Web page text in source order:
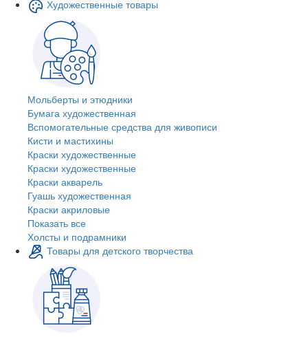
Художественные товары
Мольберты и этюдники
Бумага художественная
Вспомогательные средства для живописи
Кисти и мастихины
Краски художественные
Краски художественные
Краски акварель
Гуашь художественная
Краски акриловые
Показать все
Холсты и подрамники
Товары для детского творчества